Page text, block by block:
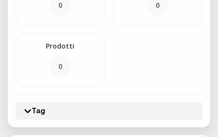
0 0
Prodotti
0
Tag